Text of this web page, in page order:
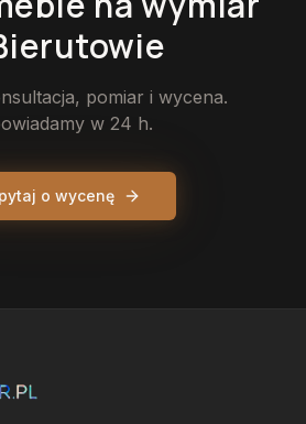
pomiar i wycena.
w 24 h.
o wycenę